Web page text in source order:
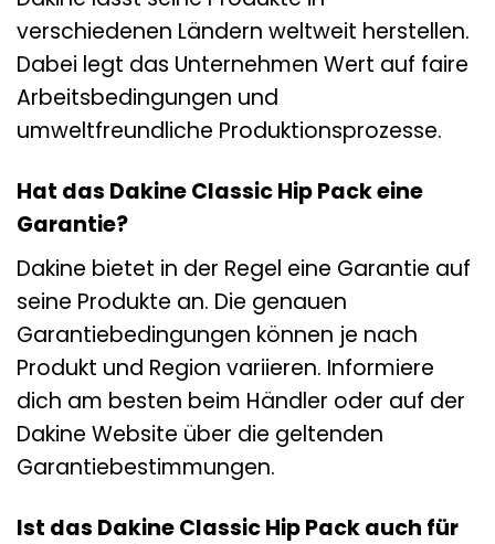
verschiedenen Ländern weltweit herstellen.
Dabei legt das Unternehmen Wert auf faire
Arbeitsbedingungen und
umweltfreundliche Produktionsprozesse.
Hat das Dakine Classic Hip Pack eine
Garantie?
Dakine bietet in der Regel eine Garantie auf
seine Produkte an. Die genauen
Garantiebedingungen können je nach
Produkt und Region variieren. Informiere
dich am besten beim Händler oder auf der
Dakine Website über die geltenden
Garantiebestimmungen.
Ist das Dakine Classic Hip Pack auch für